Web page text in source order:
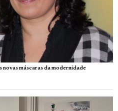
novas máscaras da modernidade